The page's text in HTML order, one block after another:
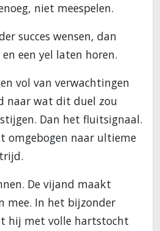
niet meespelen.
succes wensen, dan
een yel laten horen.
vol van verwachtingen
naar wat dit duel zou
Dan het fluitsignaal.
omgebogen naar ultieme
De vijand maakt
mee. In het bijzonder
hij met volle hartstocht